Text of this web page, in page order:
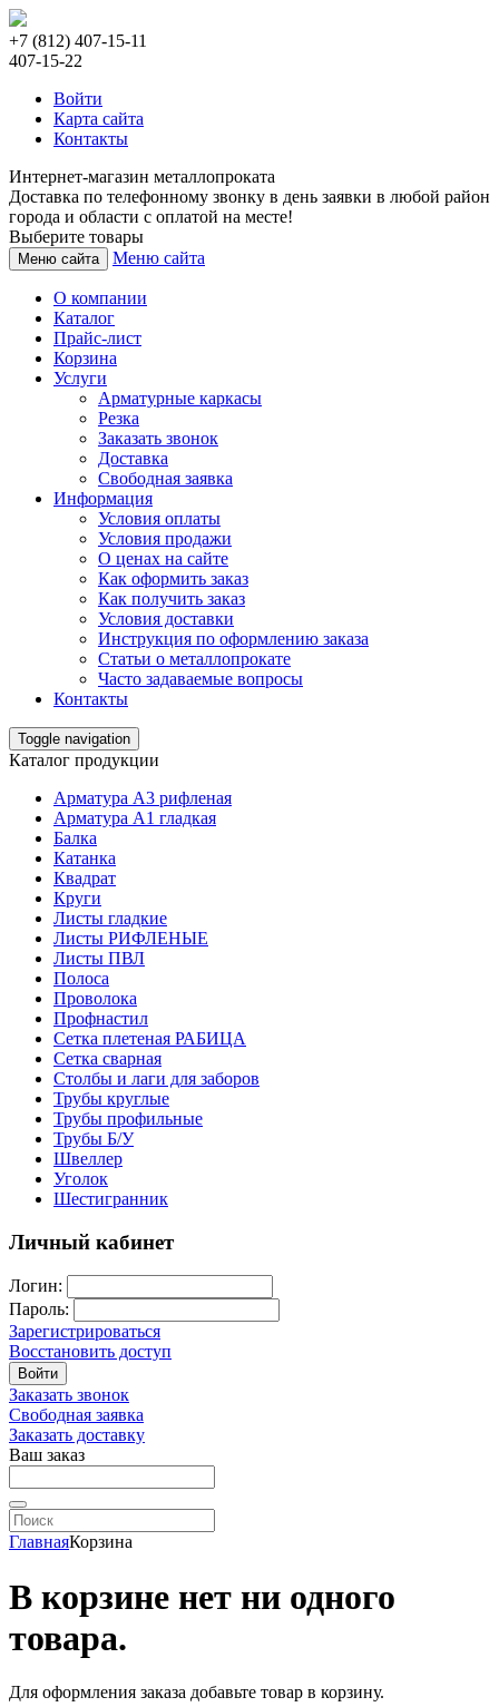
+7 (812) 407-15-11
407-15-22
Войти
Карта сайта
Контакты
Интернет-магазин металлопроката
Доставка по телефонному звонку в день заявки в любой район
города и области с оплатой на месте!
Выберите товары
Меню сайта Меню сайта
О компании
Каталог
Прайс-лист
Корзина
Услуги
Арматурные каркасы
Резка
Заказать звонок
Доставка
Свободная заявка
Информация
Условия оплаты
Условия продажи
О ценах на сайте
Как оформить заказ
Как получить заказ
Условия доставки
Инструкция по оформлению заказа
Статьи о металлопрокате
Часто задаваемые вопросы
Контакты
Toggle navigation
Каталог продукции
Арматура А3 рифленая
Арматура А1 гладкая
Балка
Катанка
Квадрат
Круги
Листы гладкие
Листы РИФЛЕНЫЕ
Листы ПВЛ
Полоса
Проволока
Профнастил
Сетка плетеная РАБИЦА
Сетка сварная
Столбы и лаги для заборов
Трубы круглые
Трубы профильные
Трубы Б/У
Швеллер
Уголок
Шестигранник
Личный кабинет
Логин:
Пароль:
Зарегистрироваться
Восстановить доступ
Войти
Заказать звонок
Свободная заявка
Заказать доставку
Ваш заказ
ГлавнаяКорзина
В корзине нет ни одного
товара.
Для оформления заказа добавьте товар в корзину.